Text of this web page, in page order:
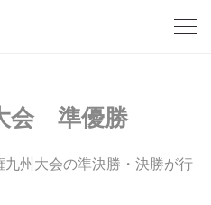
会 準優勝
州大会の準決勝・決勝が行